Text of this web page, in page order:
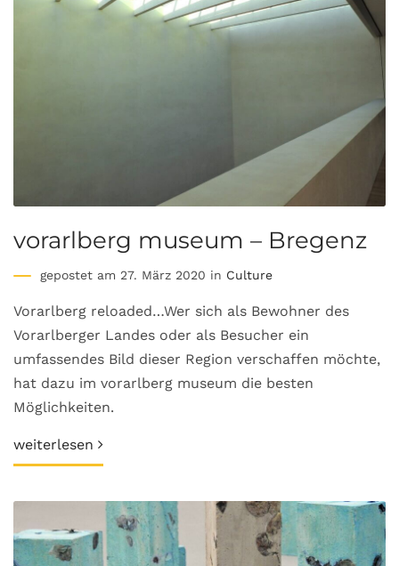
vorarlberg museum – Bregenz
gepostet am 27. März 2020 in Culture
Vorarlberg reloaded…Wer sich als Bewohner des
Vorarlberger Landes oder als Besucher ein
umfassendes Bild dieser Region verschaffen möchte,
hat dazu im vorarlberg museum die besten
Möglichkeiten.
weiterlesen